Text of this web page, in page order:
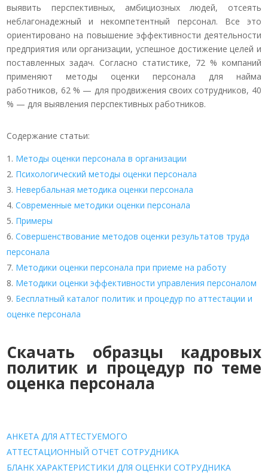
выявить перспективных, амбициозных людей, отсеять
неблагонадежный и некомпетентный персонал. Все это
ориентировано на повышение эффективности деятельности
предприятия или организации, успешное достижение целей и
поставленных задач. Согласно статистике, 72 % компаний
применяют методы оценки персонала для найма
работников, 62 % — для продвижения своих сотрудников, 40
% — для выявления перспективных работников.
Содержание статьи:
Методы оценки персонала в организации
Психологический методы оценки персонала
Невербальная методика оценки персонала
Современные методики оценки персонала
Примеры
Совершенствование методов оценки результатов труда
персонала
Методики оценки персонала при приеме на работу
Методики оценки эффективности управления персоналом
Бесплатный каталог политик и процедур по аттестации и
оценке персонала
Скачать образцы кадровых
политик и процедур по теме
оценка персонала
АНКЕТА ДЛЯ АТТЕСТУЕМОГО
АТТЕСТАЦИОННЫЙ ОТЧЕТ СОТРУДНИКА
БЛАНК ХАРАКТЕРИСТИКИ ДЛЯ ОЦЕНКИ СОТРУДНИКА